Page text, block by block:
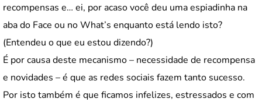
recompensas e… ei, por acaso você deu uma espiadinha na
aba do Face ou no What’s enquanto está lendo isto?
(Entendeu o que eu estou dizendo?)
É por causa deste mecanismo – necessidade de recompensa
e novidades – é que as redes sociais fazem tanto sucesso.
Por isto também é que ficamos infelizes, estressados e com